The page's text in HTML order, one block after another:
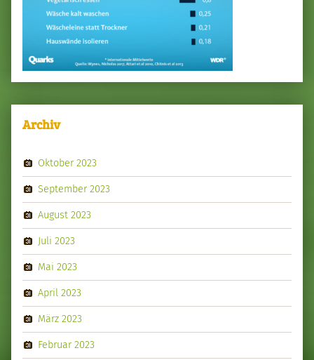
Archiv
Oktober 2023
September 2023
August 2023
Juli 2023
Mai 2023
April 2023
März 2023
Februar 2023